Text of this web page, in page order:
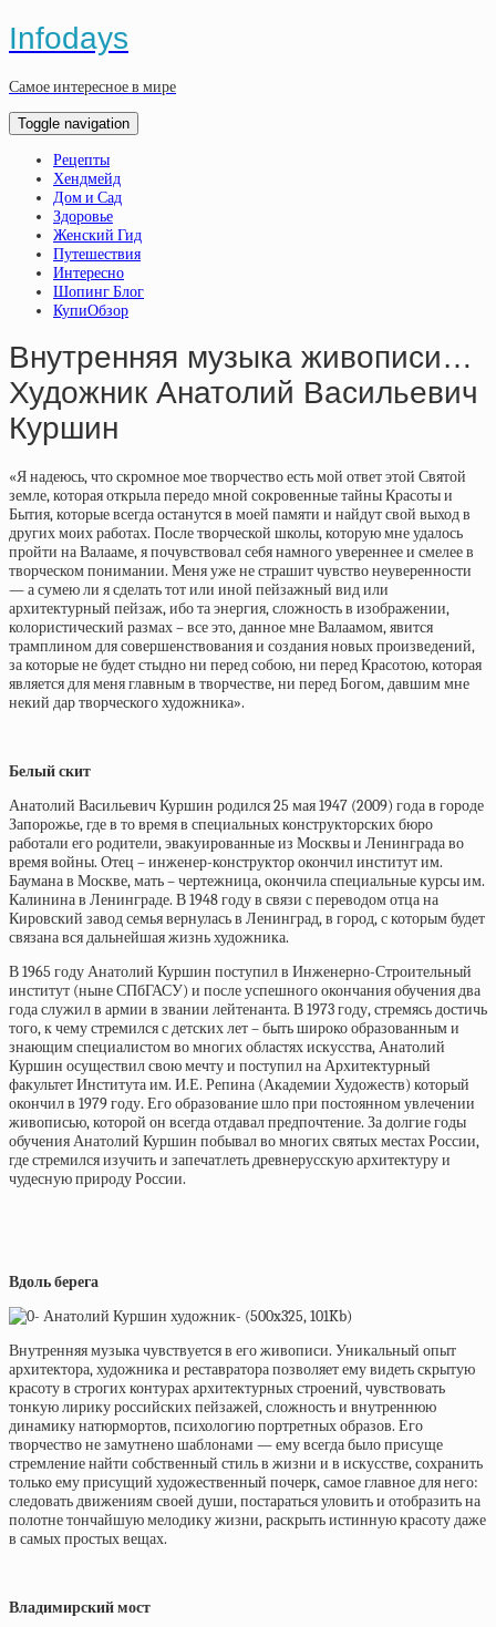
Infodays
Самое интересное в мире
Toggle navigation
Рецепты
Хендмейд
Дом и Сад
Здоровье
Женский Гид
Путешествия
Интересно
Шопинг Блог
КупиОбзор
Внутренняя музыка живописи…
Художник Анатолий Васильевич
Куршин
«Я надеюсь, что скромное мое творчество есть мой ответ этой Святой
земле, которая открыла передо мной сокровенные тайны Красоты и
Бытия, которые всегда останутся в моей памяти и найдут свой выход в
других моих работах. После творческой школы, которую мне удалось
пройти на Валааме, я почувствовал себя намного увереннее и смелее в
творческом понимании. Меня уже не страшит чувство неуверенности
— а сумею ли я сделать тот или иной пейзажный вид или
архитектурный пейзаж, ибо та энергия, сложность в изображении,
колористический размах – все это, данное мне Валаамом, явится
трамплином для совершенствования и создания новых произведений,
за которые не будет стыдно ни перед собою, ни перед Красотою, которая
является для меня главным в творчестве, ни перед Богом, давшим мне
некий дар творческого художника».
Белый скит
Анатолий Васильевич Куршин родился 25 мая 1947 (2009) года в городе
Запорожье, где в то время в специальных конструкторских бюро
работали его родители, эвакуированные из Москвы и Ленинграда во
время войны. Отец – инженер-конструктор окончил институт им.
Баумана в Москве, мать – чертежница, окончила специальные курсы им.
Калинина в Ленинграде. В 1948 году в связи с переводом отца на
Кировский завод семья вернулась в Ленинград, в город, с которым будет
связана вся дальнейшая жизнь художника.
В 1965 году Анатолий Куршин поступил в Инженерно-Строительный
институт (ныне СПбГАСУ) и после успешного окончания обучения два
года служил в армии в звании лейтенанта. В 1973 году, стремясь достичь
того, к чему стремился с детских лет – быть широко образованным и
знающим специалистом во многих областях искусства, Анатолий
Куршин осуществил свою мечту и поступил на Архитектурный
факультет Института им. И.Е. Репина (Академии Художеств) который
окончил в 1979 году. Его образование шло при постоянном увлечении
живописью, которой он всегда отдавал предпочтение. За долгие годы
обучения Анатолий Куршин побывал во многих святых местах России,
где стремился изучить и запечатлеть древнерусскую архитектуру и
чудесную природу России.
Вдоль берега
Внутренняя музыка чувствуется в его живописи. Уникальный опыт
архитектора, художника и реставратора позволяет ему видеть скрытую
красоту в строгих контурах архитектурных строений, чувствовать
тонкую лирику российских пейзажей, сложность и внутреннюю
динамику натюрмортов, психологию портретных образов. Его
творчество не замутнено шаблонами — ему всегда было присуще
стремление найти собственный стиль в жизни и в искусстве, сохранить
только ему присущий художественный почерк, самое главное для него:
следовать движениям своей души, постараться уловить и отобразить на
полотне тончайшую мелодику жизни, раскрыть истинную красоту даже
в самых простых вещах.
Владимирский мост